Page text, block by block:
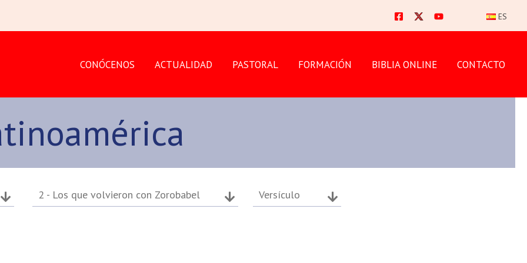
ES
CONÓCENOS ACTUALIDAD PASTORAL FORMACIÓN BIBLIA ONLINE CONTACTO
2 - Los que volvieron con Zorobabel Versículo